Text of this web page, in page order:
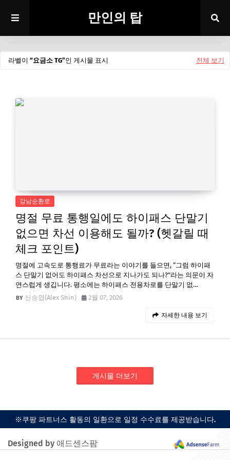
만인의 탑
라벨이 요금소 TG 인 게시물 표시 전체 보기
강남순환로
명절 무료 통행일에도 하이패스 단말기
없으면 차선 이용해도 될까? (헷갈릴 때
체크 포인트)
명절에 고속도로 통행료가 무료라는 이야기를 들으면, “그럼 하이패
스 단말기 없어도 하이패스 차선으로 지나가도 되나?”라는 의문이 자
연스럽게 생깁니다. 평소에는 하이패스 전용차로를 단말기 없…
신승엽(Alex Shin)
2월 07, 2026
자세한 내용 보기
게시물 더보기
※쿠팡 파트너스 활동의 일환으로 일정 수수료를 제공받습니다.
Designed by 애드센스팜